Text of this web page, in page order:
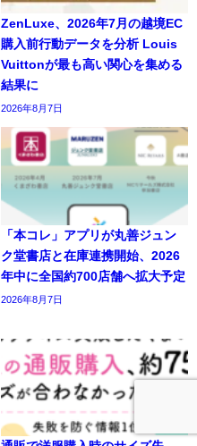
ZenLuxe、2026年7月の越境EC
購入前行動データを分析 Louis
Vuittonが最も高い関心を集める
結果に
2026年8月7日
「本コレ」アプリが丸善ジュン
ク堂書店と在庫連携開始、2026
年中に全国約700店舗へ拡大予定
2026年8月7日